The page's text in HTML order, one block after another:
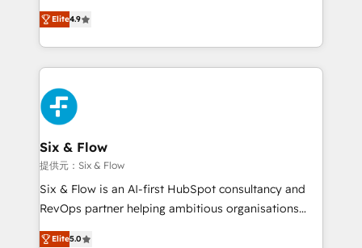
is there for you to: - Grow revenue, and run your
business more efficiently - Build stronger
relationships with customers - Make better
decisions with data - Find a new voice and reach
more people - Get the most out of your HubSpot
investment
process-oriented teams implementing HubSpot
Marketing, Sales, Service, CMS and Operations Hub,
so selling and actually engaging with your customers
feels easy and pain-free. We are a top ranked
HubSpot Elite Partner, winner of Rookie of the Year
and Customer First Awards, 4.9/5 rating in HubSpot
Reviews and 4.9/5 rating in Clutch Reviews. Digifianz
helps the following industries: logistics & 3PL, home
improvement & construction, branding and
commercialization, real estate, health, education,
SaaS, Software Dev & IT and consulting, make the
the United States, EU, UAE, Mexico and Latin
Elite4.9
Six & Flow
提供元：Six & Flow
Six & Flow is an AI-first HubSpot consultancy and
RevOps partner helping ambitious organisations
grow with clarity, confidence, and intelligence.
Elite5.0